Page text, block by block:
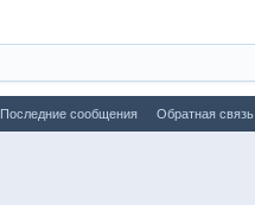
Последние сообщения Обратная связь